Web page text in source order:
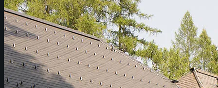
AKTUELLES
PROJEKTE
BÜRO
KONTAKT